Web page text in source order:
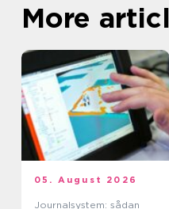
More
05. August 2026
Journalsystem: sådan